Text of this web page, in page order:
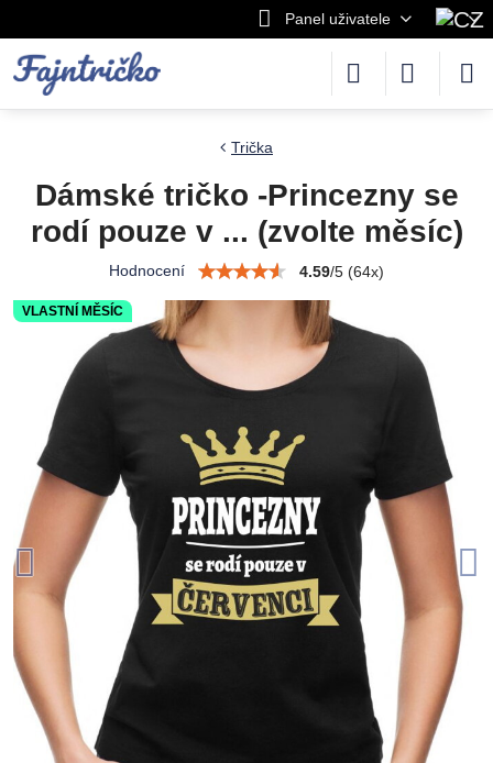
Panel uživatele
VLASTNÍ MĚSÍC
Trička
Dámské tričko -Princezny se
rodí pouze v ... (zvolte měsíc)
Hodnocení 4.59/5 (64x)